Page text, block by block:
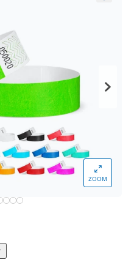
ZOOM
0,04 €*/1Stück
€* 0,03 €*/1Stück
0,03 €*/1Stück
* 0,03 €*/1Stück
0,02 €*/1Stück